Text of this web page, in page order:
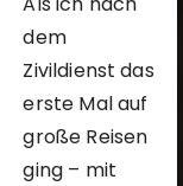
dem
Zivildienst das
erste Mal auf
große Reisen
ging – mit